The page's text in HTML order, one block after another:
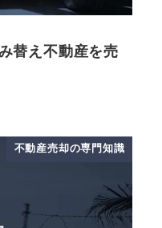
替え不動産を売
不動産売却の専門知識